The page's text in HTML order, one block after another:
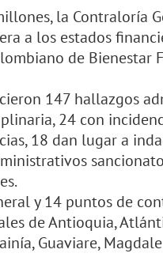
la Contraloría
a los estados
de Bienestar
147 hallazgos
24 con
18 dan lugar a
y 14 puntos de
de Antioquia,
Guaviare,